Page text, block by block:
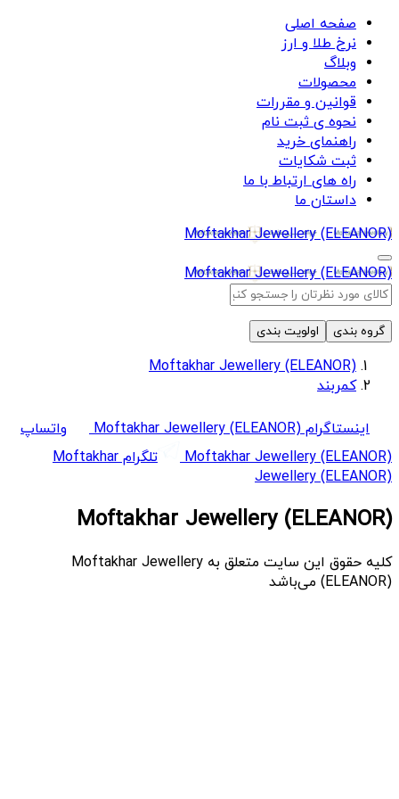
صفحه اصلی
نرخ طلا و ارز
وبلاگ
محصولات
قوانین و مقررات
نحوه ی ثبت نام
راهنمای خرید
ثبت شکایات
راه های ارتباط با ما
داستان ما
Moftakhar Jewellery (ELEANOR)
Moftakhar Jewellery (ELEANOR)
گروه بندی اولویت بندی
Moftakhar Jewellery (ELEANOR)
کمربند
اینستاگرام Moftakhar Jewellery (ELEANOR)
واتساپ
Moftakhar Jewellery (ELEANOR)
تلگرام Moftakhar
Jewellery (ELEANOR)
Moftakhar Jewellery (ELEANOR)
کلیه حقوق این سایت متعلق به Moftakhar Jewellery
(ELEANOR) می‌باشد